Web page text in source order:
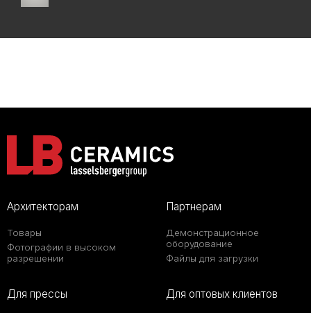
Архитекторам
Товары
Фотографии в высоком
разрешении
Партнерам
Демонстрационное
оборудование
Файлы для загрузки
Для прессы Для оптовых клиентов